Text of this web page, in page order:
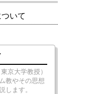
いて
京大学教授）
教やその思想
します。